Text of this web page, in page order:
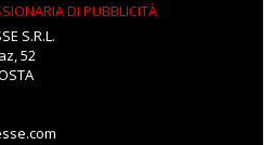
DI PUBBLICITÀ
S.R.L.
52